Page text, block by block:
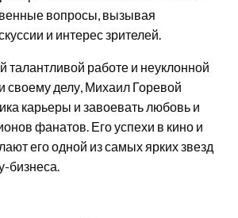
вопросы, вызывая
и интерес зрителей.
талантливой работе и неуклонной
своему делу, Михаил Горевой
карьеры и завоевать любовь и
фанатов. Его успехи в кино и
его одной из самых ярких звезд
бизнеса.